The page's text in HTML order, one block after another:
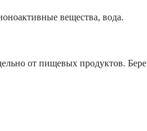
вещества, вода.
от пищевых продуктов.